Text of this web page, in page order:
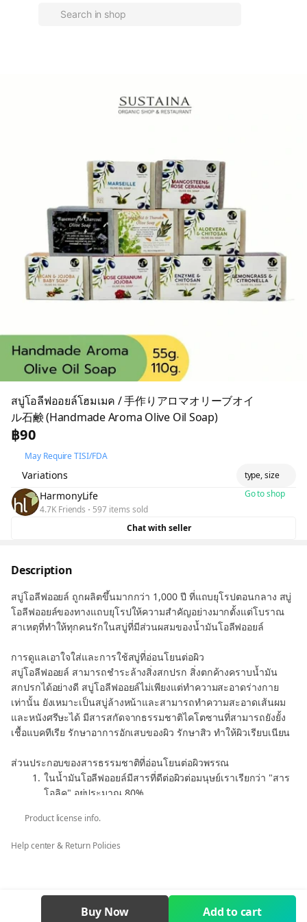
สบู่โอลีฟออยล์โฮมเมค / 手作りアロマオリーブオイ
ル石鹸 (Handmade Aroma Olive Oil Soap)
฿90
May Require TISI/FDA
Variations type, size
HarmonyLife
4.7K Friends 597 items sold
Go to shop
Chat with seller
Description
สบู่โอลีฟออยล์ ถูกผลิตขึ้นมากกว่า 1,000 ปี ที่แถบยุโรปตอนกลาง สบู่
โอลีฟออยล์ของทางแถบยุโรปให้ความสำคัญอย่างมากตั้งแต่โบราณ
สาเหตุที่ทำให้ทุกคนรักในสบู่ที่มีส่วนผสมของน้ำมันโอลีฟออยล์
การดูแลเอาใจใส่และการใช้สบู่ที่อ่อนโยนต่อผิว
สบู่โอลีฟออยล์ สามารถชำระล้างสิ่งสกปรก สิ่งตกค้างคราบน้ำมัน
สกปรกได้อย่างดี สบู่โอลีฟออยล์ไม่เพียงแต่ทำความสะอาดร่างกาย
เท่านั้น ยังเหมาะเป็นสบู่ล้างหน้าและสามารถทำความสะอาดเส้นผม
และหนังศรีษะได้ มีสารสกัดจากธรรมชาติไคโตซานที่สามารถยังยั้ง
เชื้อแบคทีเรีย รักษาอาการอักเสบของผิว รักษาสิว ทำให้ผิวเรียบเนียน
ส่วนประกอบของสารธรรมชาติที่อ่อนโยนต่อผิวพรรณ
ในน้ำมันโอลีฟออยล์มีสารที่ดีต่อผิวต่อมนุษย์เราเรียกว่า "สาร
โอลิค" อยู่ประมาณ 80%
ประโยชน์ คือ ให้ความชุ่มชื่นแก่ผิว ไม่ทำให้ผิวแห้งกร้าน ลด
สารให้ความชุ่มชื่นสูง คือ "กลีเซอรีน" ทำให้ผิวนุ่ม ลื่น
ผลิตด้วยวิธี Cool Process ไม่ทำลายสารอาหารของวัตถุดิบ
สบู่สมุนไพรโอลีฟออยล์ของฮาร์โมนีไลฟ์ อุดมไปด้วยสารอาหารของ
Product license info.
Help center & Return Policies
Buy Now Add to cart